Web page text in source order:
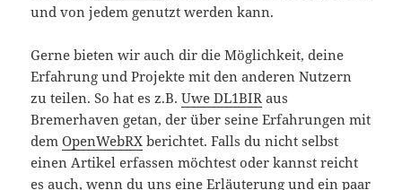
und von jedem genutzt werden kann.
Gerne bieten wir auch dir die Möglichkeit, deine
Erfahrung und Projekte mit den anderen Nutzern
zu teilen. So hat es z.B.Uwe DL1BIR aus
Bremerhaven getan, der über seine Erfahrungen mit
demOpenWebRX berichtet. Falls du nicht selbst
einen Artikel erfassen möchtest oder kannst reicht
es auch, wenn du uns eine Erläuterung und ein paar